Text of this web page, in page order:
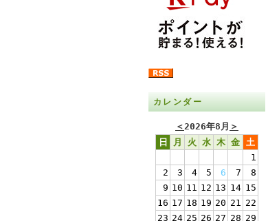
カレンダー
＜2026年8月 ＞
日
月 火 水 木 金 土
1
2
3 4 5 6 7
8
9 10 11 12 13 14 15
16 17 18 19 20 21 22
23 24 25 26 27 28 29